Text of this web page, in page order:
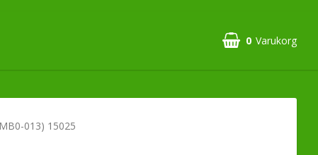
0 Varukorg
013) 15025